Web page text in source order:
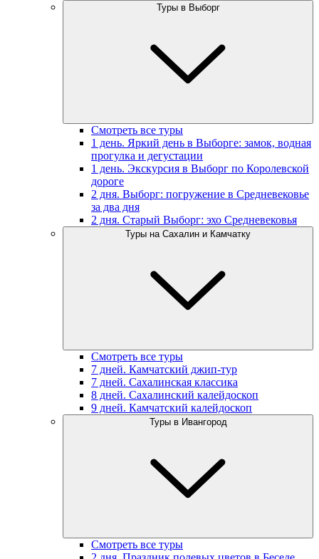
Туры в Выборг
Смотреть все туры
1 день. Яркий день в Выборге: замок, водная
прогулка и дегустации
1 день. Экскурсия в Выборг по Королевской
дороге
2 дня. Выборг: погружение в Средневековье
за два дня
2 дня. Старый Выборг: эхо Средневековья
Туры на Сахалин и Камчатку
Смотреть все туры
7 дней. Камчатский джип-тур
7 дней. Сахалинская классика
8 дней. Сахалинский калейдоскоп
9 дней. Камчатский калейдоскоп
Туры в Ивангород
Смотреть все туры